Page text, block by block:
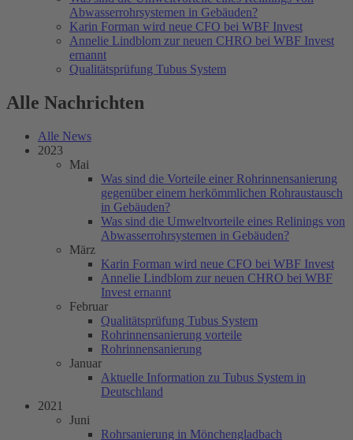
Abwasserrohrsystemen in Gebäuden?
Karin Forman wird neue CFO bei WBF Invest
Annelie Lindblom zur neuen CHRO bei WBF Invest
ernannt
Qualitätsprüfung Tubus System
Alle Nachrichten
Alle News
2023
Mai
Was sind die Vorteile einer Rohrinnensanierung
gegenüber einem herkömmlichen Rohraustausch
in Gebäuden?
Was sind die Umweltvorteile eines Relinings von
Abwasserrohrsystemen in Gebäuden?
März
Karin Forman wird neue CFO bei WBF Invest
Annelie Lindblom zur neuen CHRO bei WBF
Invest ernannt
Februar
Qualitätsprüfung Tubus System
Rohrinnensanierung vorteile
Rohrinnensanierung
Januar
Aktuelle Information zu Tubus System in
Deutschland
2021
Juni
Rohrsanierung in Mönchengladbach